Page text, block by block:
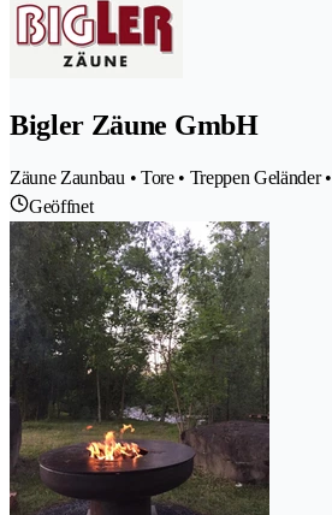
Bigler Zäune GmbH
Zäune Zaunbau • Tore • Treppen Geländer
Geöffnet